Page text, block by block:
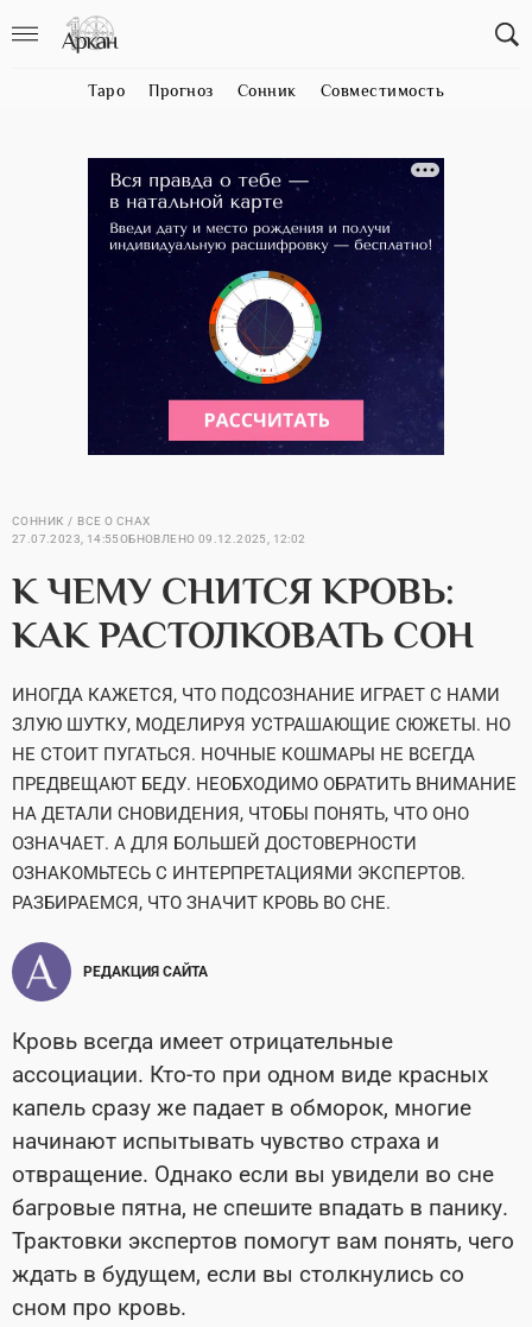
Таро Прогноз Сонник Совместимость
СОННИК
ВСЕ О СНАХ
27.07.2023, 14:55ОБНОВЛЕНО 09.12.2025, 12:02
К ЧЕМУ СНИТСЯ КРОВЬ:
КАК РАСТОЛКОВАТЬ СОН
ИНОГДА КАЖЕТСЯ, ЧТО ПОДСОЗНАНИЕ ИГРАЕТ С НАМИ
ЗЛУЮ ШУТКУ, МОДЕЛИРУЯ УСТРАШАЮЩИЕ СЮЖЕТЫ. НО
НЕ СТОИТ ПУГАТЬСЯ. НОЧНЫЕ КОШМАРЫ НЕ ВСЕГДА
ПРЕДВЕЩАЮТ БЕДУ. НЕОБХОДИМО ОБРАТИТЬ ВНИМАНИЕ
НА ДЕТАЛИ СНОВИДЕНИЯ, ЧТОБЫ ПОНЯТЬ, ЧТО ОНО
ОЗНАЧАЕТ. А ДЛЯ БОЛЬШЕЙ ДОСТОВЕРНОСТИ
ОЗНАКОМЬТЕСЬ С ИНТЕРПРЕТАЦИЯМИ ЭКСПЕРТОВ.
РАЗБИРАЕМСЯ, ЧТО ЗНАЧИТ КРОВЬ ВО СНЕ.
РЕДАКЦИЯ САЙТА
Кровь всегда имеет отрицательные
ассоциации. Кто-то при одном виде красных
капель сразу же падает в обморок, многие
начинают испытывать чувство страха и
отвращение. Однако если вы увидели во сне
багровые пятна, не спешите впадать в панику.
Трактовки экспертов помогут вам понять, чего
ждать в будущем, если вы столкнулись со
сном про кровь.